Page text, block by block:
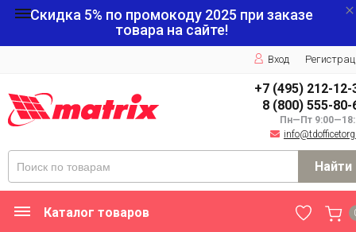
Скидка 5% по промокоду 2025 при заказе
товара на сайте!
Вход
+7 (495) 212-12-
8 (800) 555-80-
Пн—Пт
Найти
Каталог товаров